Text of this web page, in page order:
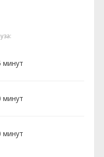
минут
минут
минут